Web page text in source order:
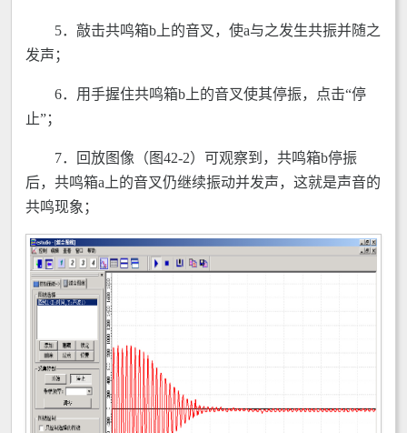
5．敲击共鸣箱b上的音叉，使a与之发生共振并随之
发声；
6．用手握住共鸣箱b上的音叉使其停振，点击“停
止”；
7．回放图像（图42-2）可观察到，共鸣箱b停振
后，共鸣箱a上的音叉仍继续振动并发声，这就是声音的
共鸣现象；